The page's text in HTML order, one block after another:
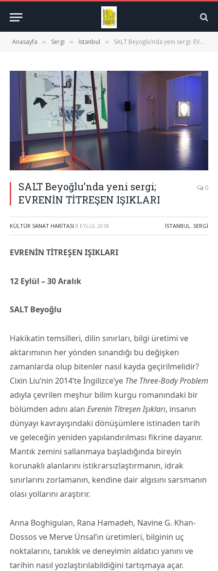
Anasayfa » Sergi » İstanbul » SALT Beyoğlu’nda yeni sergi; EVRENİN TİTREŞEN IŞIKLARI
SALT Beyoğlu’nda yeni sergi;
EVRENİN TİTREŞEN IŞIKLARI
0
KÜLTÜR SANAT HARITASI 8 EYLÜL 2018 İSTANBUL, SERGI
EVRENİN TİTREŞEN IŞIKLARI
12 Eylül – 30 Aralık
SALT Beyoğlu
Hakikatin temsilleri, dilin sınırları, bilgi üretimi ve
aktarımının her yönden sınandığı bu değişken
zamanlarda olup bitenler nasıl kayda geçirilmelidir?
Cixin Liu’nin 2014’te İngilizce’ye The Three-Body Problem
adıyla çevrilen meşhur bilim kurgu romanındaki bir
bölümden adını alan Evrenin Titreşen Işıkları, insanın
dünyayı kavrayışındaki dönüşümlere istinaden tarih
ve geleceğin yeniden yapılandırılması fikrine dayanır.
Mantık zemini sallanmaya başladığında bireyin
korunaklı alanlarını istikrarsızlaştırmanın, idrak
sınırlarını zorlamanın, kendine dair algısını sarsmanın
olası yollarını araştırır.
Anna Boghiguian, Rana Hamadeh, Navine G. Khan-
Dossos ve Merve Ünsal’ın üretimleri, bilginin uç
noktalarını, tanıklık ve deneyimin aldatıcı yanını ve
tarihin nasıl yozlaştırılabildiğini tartışmaya açar.